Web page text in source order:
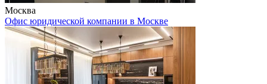
Москва
Офис юридической компании в Москве